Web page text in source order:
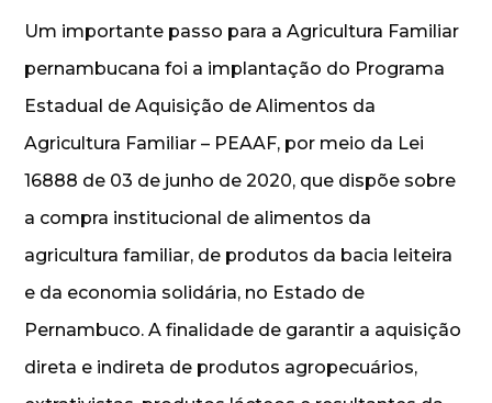
Um importante passo para a Agricultura Familiar
pernambucana foi a implantação do Programa
Estadual de Aquisição de Alimentos da
Agricultura Familiar – PEAAF, por meio da Lei
16888 de 03 de junho de 2020, que dispõe sobre
a compra institucional de alimentos da
agricultura familiar, de produtos da bacia leiteira
e da economia solidária, no Estado de
Pernambuco. A finalidade de garantir a aquisição
direta e indireta de produtos agropecuários,